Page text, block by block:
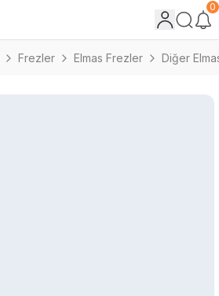
0
Frezler Elmas Frezler Diğer